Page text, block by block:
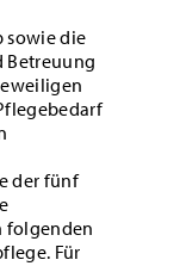
sowie die
Betreuung
der fünf
folgenden
Für